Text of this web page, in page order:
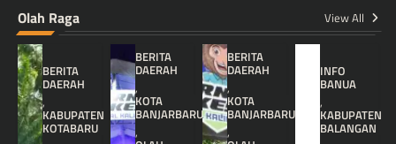
Olah Raga View All
BERITA
DAERAH
,
KABUPATEN
KOTABARU
BERITA
DAERAH
,
KOTA
BANJARBARU
,
BERITA
DAERAH
,
KOTA
BANJARBARU
,
INFO
BANUA
,
KABUPATEN
BALANGAN